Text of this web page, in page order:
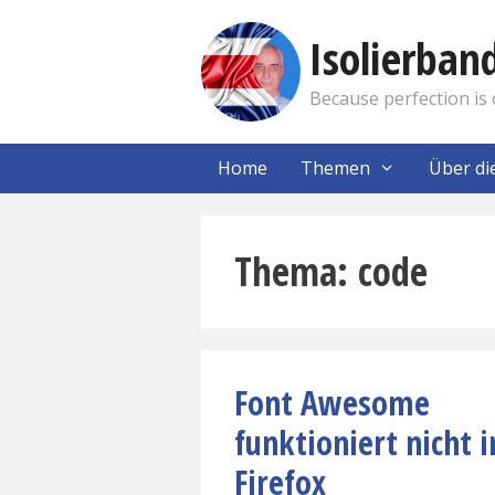
Because perfection
Home Themen Über
code
Font Awesome
funktioniert nicht
Firefox